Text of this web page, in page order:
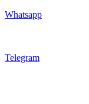
Whatsapp
Telegram